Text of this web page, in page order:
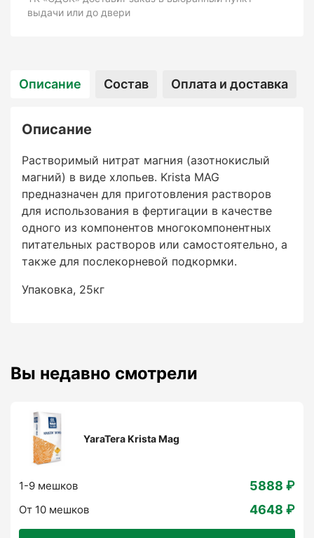
выдачи или до двери
Описание Состав Оплата и доставка
Описание
Растворимый нитрат магния (азотнокислый
магний) в виде хлопьев. Krista MAG
предназначен для приготовления растворов
для использования в фертигации в качестве
одного из компонентов многокомпонентных
питательных растворов или самостоятельно, а
также для послекорневой подкормки.
Упаковка, 25кг
Вы недавно смотрели
YaraTera Krista Mag
1-9 мешков 5888 ₽
От 10 мешков 4648 ₽